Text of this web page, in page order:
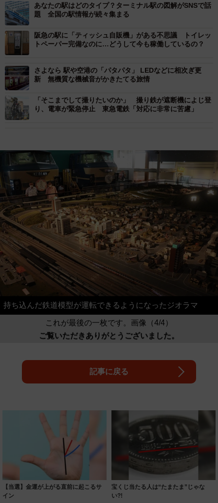
あなたの駅はどのタイプ？ターミナル駅の図解がSNSで話
題 全国の駅情報が続々集まる
阪急の駅に「ティッシュ自販機」がある不思議 トイレッ
トペーパー完備なのに…どうして今も稼働しているの？
さよなら 駅や空港の「パタパタ」 LEDなどに相次ぎ更
新 無機質な機械音がかきたてる旅情
「そこまでして撮りたいのか」 撮り鉄が遮断機によじ登
り、電車が緊急停止 東急電鉄「対応に非常に苦慮」
持ち込んだ鉄道模型が運転できるようになったジオラマ
これが最後の一枚です。画像（4/4）
ご覧いただきありがとうございました。
記事に戻る
【当選】金運が上がる直前に起こるサ
イン
宝くじ当たる人は“たまたま”じゃな
い?!